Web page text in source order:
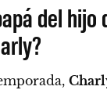
del hijo